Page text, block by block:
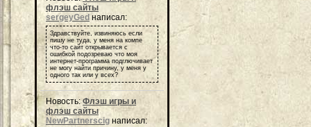
флэш сайты
sergeyGed написал:
Здравствуйте, извиняюсь если
пишу не туда, у меня на компе
что-то сайт открывается с
ошибкой подозреваю что моя
интернет-программа подглючивает
не могу найти причину, у меня у
одного так или у всех?
Новость:Флэш игры и
флэш сайты
NewPartnerscig написал: